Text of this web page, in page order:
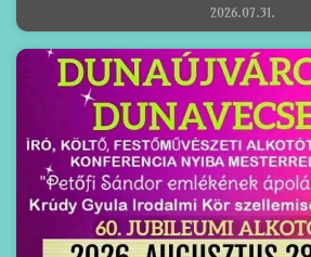
2026.07.31.